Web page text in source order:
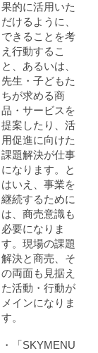
果的に活用いた
だけるように、
できることを考
え行動するこ
と、あるいは、
先生・子どもた
ちが求める商
品・サービスを
提案したり、活
用促進に向けた
課題解決が仕事
になります。と
はいえ、事業を
継続するために
は、商売意識も
必要になりま
す。現場の課題
解決と商売、そ
の両面も見据え
た活動・行動が
メインになりま
す。
・「SKYMENU